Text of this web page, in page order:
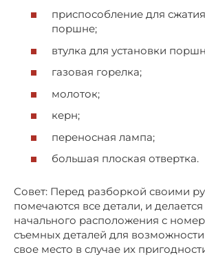
приспособление для
поршне;
втулка для установки
газовая горелка;
молоток;
керн;
переносная лампа;
большая плоская отвертка.
Совет: Перед разборкой своими
помечаются все детали, и
начального расположения с
съемных деталей для возможности
свое место в случае их